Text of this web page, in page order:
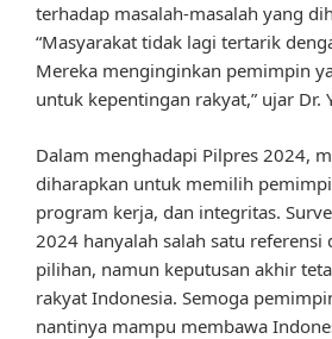
terhadap masalah-masalah yang
“Masyarakat tidak lagi tertarik
Mereka menginginkan pemimpin
untuk kepentingan rakyat,” ujar Dr.
Dalam menghadapi Pilpres 2024,
diharapkan untuk memilih
program kerja, dan integritas.
2024 hanyalah salah satu referensi
pilihan, namun keputusan akhir
rakyat Indonesia. Semoga
nantinya mampu membawa